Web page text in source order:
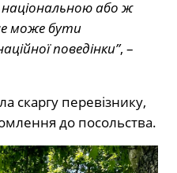
або ж
може бути
поведінки”, –
скаргу перевізнику,
до посольства.